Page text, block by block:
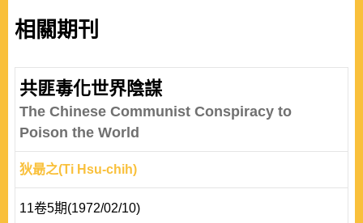
相關期刊
共匪毒化世界陰謀
The Chinese Communist Conspiracy to
Poison the World
狄朂之(Ti Hsu-chih)
11卷5期(1972/02/10)